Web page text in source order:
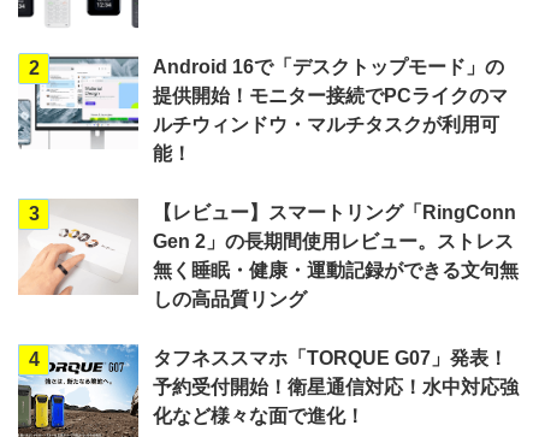
2
Android 16で「デスクトップモード」の
提供開始！モニター接続でPCライクのマ
ルチウィンドウ・マルチタスクが利用可
能！
3
【レビュー】スマートリング「RingConn
Gen 2」の長期間使用レビュー。ストレス
無く睡眠・健康・運動記録ができる文句無
しの高品質リング
4
タフネススマホ「TORQUE G07」発表！
予約受付開始！衛星通信対応！水中対応強
化など様々な面で進化！